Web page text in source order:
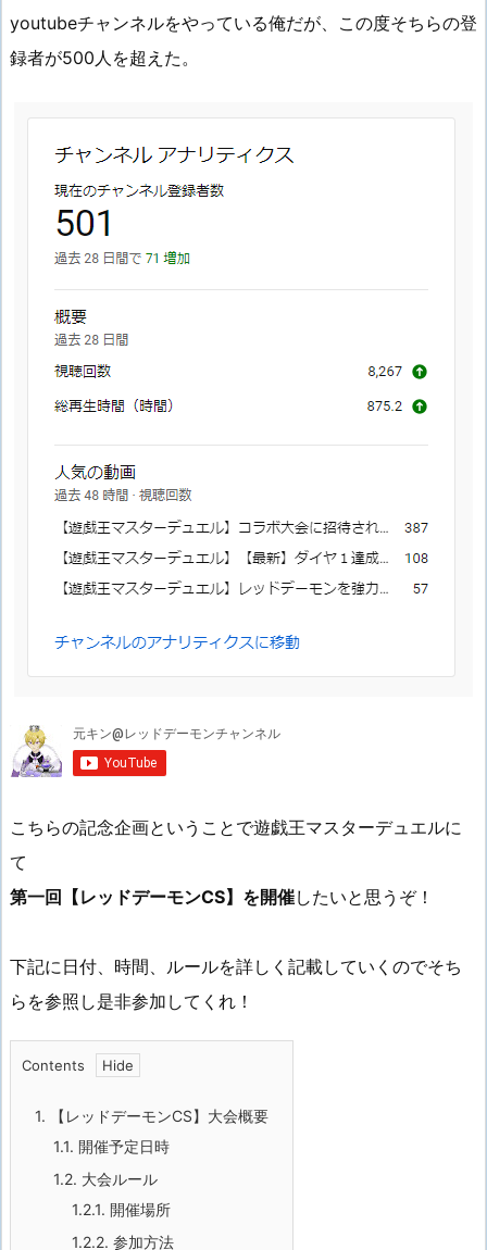
youtubeチャンネルをやっている俺だが、この度そちらの登
録者が500人を超えた。
こちらの記念企画ということで遊戯王マスターデュエルに
て
第一回【レッドデーモンCS】を開催したいと思うぞ！
下記に日付、時間、ルールを詳しく記載していくのでそち
らを参照し是非参加してくれ！
Contents
1. 【レッドデーモンCS】大会概要
1.1. 開催予定日時
1.2. 大会ルール
1.2.1. 開催場所
1.2.2. 参加方法